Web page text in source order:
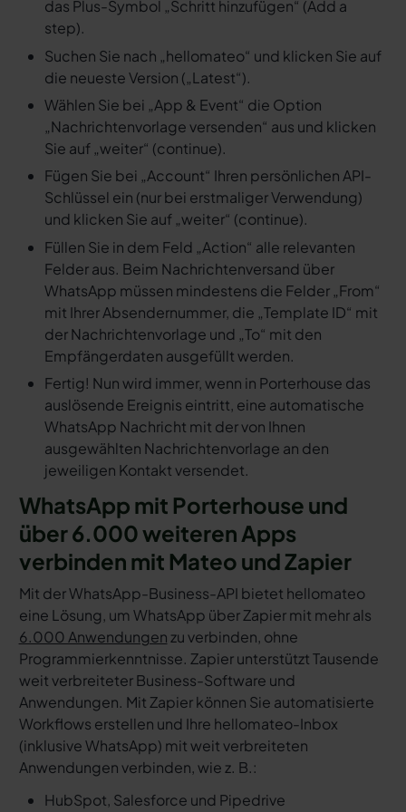
das Plus-Symbol „Schritt hinzufügen“ (Add a
step).
Suchen Sie nach „hellomateo“ und klicken Sie auf
die neueste Version („Latest“).
Wählen Sie bei „App & Event“ die Option
„Nachrichtenvorlage versenden“ aus und klicken
Sie auf „weiter“ (continue).
Fügen Sie bei „Account“ Ihren persönlichen API-
Schlüssel ein (nur bei erstmaliger Verwendung)
und klicken Sie auf „weiter“ (continue).
Füllen Sie in dem Feld „Action“ alle relevanten
Felder aus. Beim Nachrichtenversand über
WhatsApp müssen mindestens die Felder „From“
mit Ihrer Absendernummer, die „Template ID“ mit
der Nachrichtenvorlage und „To“ mit den
Empfängerdaten ausgefüllt werden.
Fertig! Nun wird immer, wenn in Porterhouse das
auslösende Ereignis eintritt, eine automatische
WhatsApp Nachricht mit der von Ihnen
ausgewählten Nachrichtenvorlage an den
jeweiligen Kontakt versendet.
WhatsApp mit Porterhouse und
über 6.000 weiteren Apps
verbinden mit Mateo und Zapier
Mit der WhatsApp-Business-API bietet hellomateo
eine Lösung, um WhatsApp über Zapier mit mehr als
6.000 Anwendungenzu verbinden, ohne
Programmierkenntnisse. Zapier unterstützt Tausende
weit verbreiteter Business-Software und
Anwendungen. Mit Zapier können Sie automatisierte
Workflows erstellen und Ihre hellomateo-Inbox
(inklusive WhatsApp) mit weit verbreiteten
Anwendungen verbinden, wie z. B.:
HubSpot, Salesforce und Pipedrive